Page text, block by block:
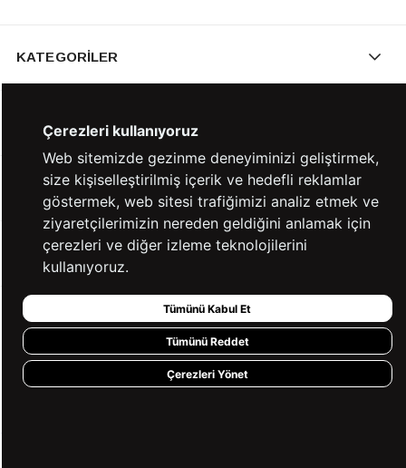
KATEGORİLER
YARDIM
BİZE ULAŞIN
HIZLI ERİŞİM
KVKK ve GİZLİLİK
BİZİ TAKİP ET
Çerezleri kullanıyoruz
Web sitemizde gezinme deneyiminizi geliştirmek,
size kişiselleştirilmiş içerik ve hedefli reklamlar
göstermek, web sitesi trafiğimizi analiz etmek ve
ziyaretçilerimizin nereden geldiğini anlamak için
çerezleri ve diğer izleme teknolojilerini
kullanıyoruz.
Tümünü Kabul Et
Tümünü Reddet
Çerezleri Yönet